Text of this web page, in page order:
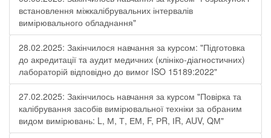
встановлення міжкалібрувальних інтервалів
вимірювального обладнання"
28.02.2025: Закінчилося навчання за курсом: "Підготовка
до акредитації та аудит медичних (клініко-діагностичних)
лабораторій відповідно до вимог ISO 15189:2022"
27.02.2025: Закінчилось навчання за курсом "Повірка та
калібрування засобів вимірювальної техніки за обраним
видом вимірювань: L, М, Т, ЕМ, F, РR, ІR, АUV, QМ"